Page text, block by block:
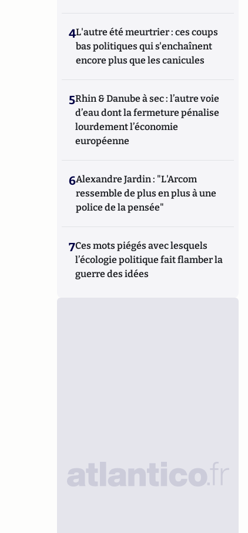
4L'autre été meurtrier : ces coups
bas politiques qui s'enchaînent
encore plus que les canicules
5Rhin & Danube à sec : l’autre voie
d’eau dont la fermeture pénalise
lourdement l’économie
européenne
6Alexandre Jardin : "L'Arcom
ressemble de plus en plus à une
police de la pensée"
7Ces mots piégés avec lesquels
l’écologie politique fait flamber la
guerre des idées